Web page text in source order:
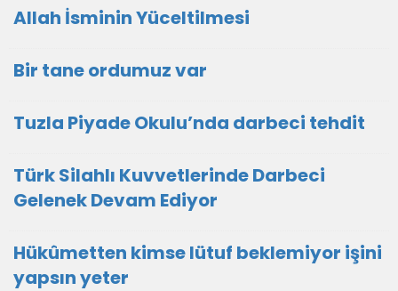
Allah İsminin Yüceltilmesi
Bir tane ordumuz var
Tuzla Piyade Okulu’nda darbeci tehdit
Türk Silahlı Kuvvetlerinde Darbeci
Gelenek Devam Ediyor
Hükûmetten kimse lütuf beklemiyor işini
yapsın yeter